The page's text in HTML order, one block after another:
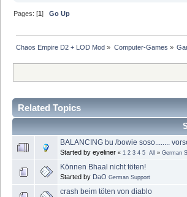
Pages: [1]Go Up
Chaos Empire D2 + LOD Mod » Computer-Games »
Related Topics
BALANCING bu /bowie soso........
Started by eyeliner « 1 2 3 4 5 All » German
Können Bhaal nicht töten!
Started by DaO German Support
crash beim töten von diablo